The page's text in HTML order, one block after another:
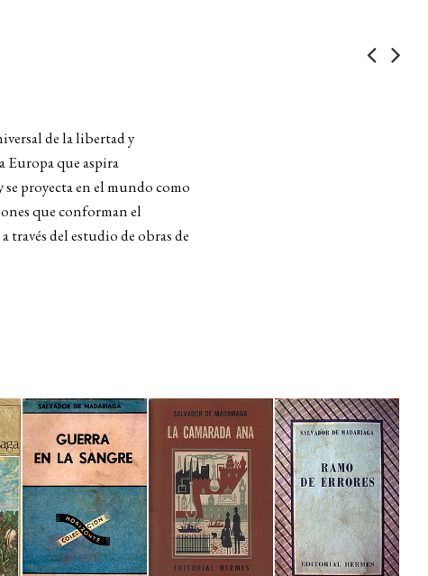
de la libertad y
Europa que aspira
proyecta en el mundo como
que conforman el
través del estudio de obras de